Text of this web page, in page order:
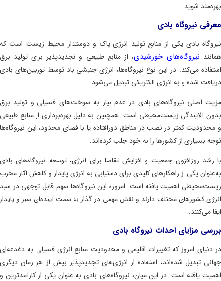
شوید.
نیروگاه بادی
بادی یکی از منابع تولید انرژی پاک و دوستدار محیط زیست است که
نیروگاه‌های خورشیدی، از منابع طبیعی و تجدیدپذیر برای تولید برق
می‌کند. در این نوع نیروگاه‌ها، انرژی جنبشی باد توسط توربین‌های بادی
شده و به انرژی الکتریکی تبدیل می‌شود.
اصلی نیروگاه‌های بادی در عدم نیاز به سوخت‌های فسیلی و تولید برق
آلایندگی زیست‌محیطی است. همچنین به دلیل بهره‌برداری از منابع طبیعی
کمتر در نصب در مناطق دورافتاده یا با فضای محدود، این نیروگاه‌ها
بسیاری از کشورها را به خود جلب کرده‌اند.
روزافزون جمعیت و افزایش تقاضا برای انرژی، توسعه نیروگاه‌های بادی
یکی از راهکارهای کلیدی برای دستیابی به انرژی پایدار و کاهش آثار مخرب
اهمیت یافته است. امروزه این نیروگاه‌ها سهم قابل توجهی در سبد
کشورهای مختلف دارند و نقش مهمی در گذار به سمت آینده‌ای سبز و پایدار
می‌کنند.
مزایای احداث نیروگاه بادی
امروز که تغییرات اقلیمی و محدودیت منابع انرژی فسیلی به دغدغه‌ای
تبدیل شده‌اند، استفاده از انرژی‌های تجدیدپذیر بیش از هر زمان دیگری
یافته است. در این میان، نیروگاه‌های بادی به عنوان یکی از کارآمدترین و